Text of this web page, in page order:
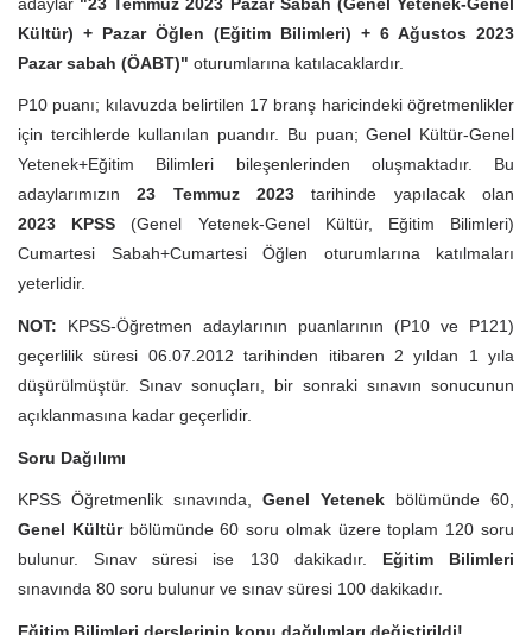
Kültür) + Pazar Öğlen (Eğitim Bilimleri) + 6 Ağustos 2023
Pazar sabah (ÖABT)" oturumlarına katılacaklardır.
P10 puanı; kılavuzda belirtilen 17 branş haricindeki öğretmenlikler
için tercihlerde kullanılan puandır. Bu puan; Genel Kültür-Genel
Yetenek+Eğitim Bilimleri bileşenlerinden oluşmaktadır. Bu
adaylarımızın23 Temmuz 2023tarihinde yapılacak olan
2023 KPSS (Genel Yetenek-Genel Kültür, Eğitim Bilimleri)
Cumartesi Sabah+Cumartesi Öğlen oturumlarına katılmaları
yeterlidir.
NOT: KPSS-Öğretmen adaylarının puanlarının (P10 ve P121)
geçerlilik süresi 06.07.2012 tarihinden itibaren 2 yıldan 1 yıla
düşürülmüştür. Sınav sonuçları, bir sonraki sınavın sonucunun
açıklanmasına kadar geçerlidir.
Soru Dağılımı
KPSS Öğretmenlik sınavında, Genel Yetenek bölümünde 60,
Genel Kültürbölümünde 60 soru olmak üzere toplam 120 soru
bulunur. Sınav süresi ise 130 dakikadır. Eğitim Bilimleri
sınavında 80 soru bulunur ve sınav süresi 100 dakikadır.